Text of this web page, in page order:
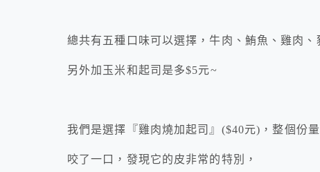
總共有五種口味可以選擇，牛肉、鮪魚、雞肉、
另外加玉米和起司是多$5元~
我們是選擇『雞肉燒加起司』($40元)，整個份
咬了一口，發現它的皮非常的特別，